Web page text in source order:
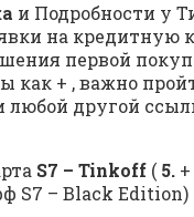
и Подробности у
на кредитную
первой
как + , важно
любой другой
S7 – Tinkoff ( 5.
S7 – Black Edition)